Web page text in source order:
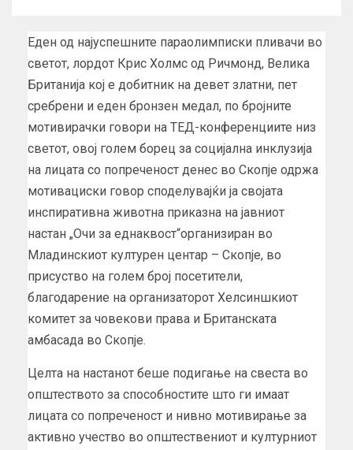
Еден од најуспешните параолимписки пливачи во
светот, лордот Крис Холмс од Ричмонд, Велика
Британија кој е добитник на девет златни, пет
сребрени и еден бронзен медал, по бројните
мотивирачки говори на ТЕД-конференциите низ
светот, овој голем борец за социјална инклузија
на лицата со попреченост денес во Скопје одржа
мотивациски говор споделувајќи ја својата
инспиративна животна приказна на јавниот
настан „Очи за еднаквост“организиран во
Младинскиот културен центар – Скопје, во
присуство на голем број посетители,
благодарение на организаторот Хелсиншкиот
комитет за човекови права и Британската
амбасада во Скопје.
Целта на настанот беше подигање на свеста во
општеството за способностите што ги имаат
лицата со попреченост и нивно мотивирање за
активно учество во општествениот и културниот